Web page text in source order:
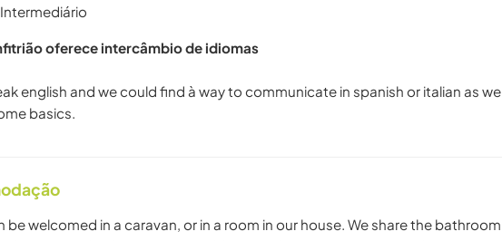
oferece intercâmbio de idiomas
english and we could find à way to communicate in spanish or italian as we
be welcomed in a caravan, or in a room in our house. We share the bathroom